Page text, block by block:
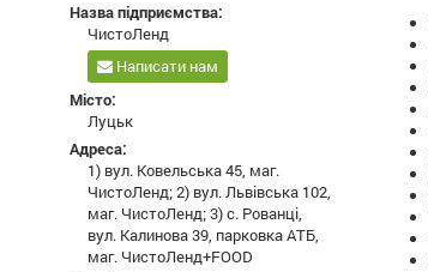
Назва підприємства:
ЧистоЛенд
Написати нам
Місто:
Луцьк
Адреса:
1) вул. Ковельська 45, маг.
ЧистоЛенд; 2) вул. Львівська 102,
маг. ЧистоЛенд; 3) с. Рованці,
вул. Калинова 39, парковка АТБ,
маг. ЧистоЛенд+FOOD